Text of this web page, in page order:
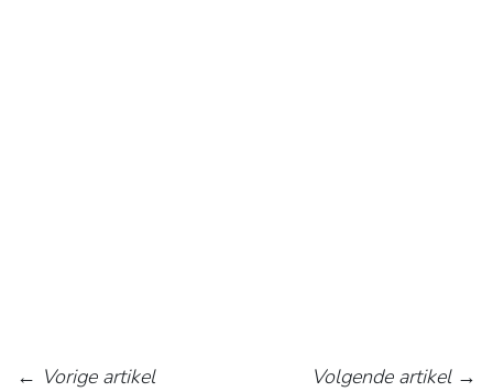
← Vorige artikel
Volgende artikel→